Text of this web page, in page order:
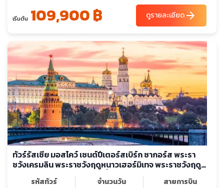
เริ่มต้น 109,900 ฿ ดูรายละเอียดarrow_forward
ทัวร์รัสเซีย มอสโคว์ เซนต์ปีเตอร์สเบิร์ก ซากอร์ส พระรา
ชวังเครมลิน พระราชวังฤดูหนาวเฮอร์มิเทจ พระราชวังฤดู
ร้อนปีเตอร์ฮอฟ อารามทรินิตี้
รหัสทัวร์
จำนวนวัน
สายการบิน